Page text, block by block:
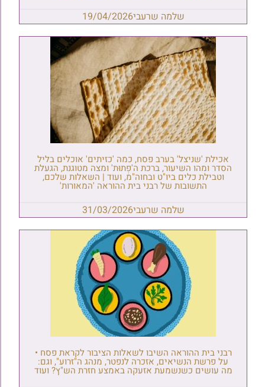
שלמה שרעבי19/04/2026
אכילת 'שניצל' בערב פסח, כמה 'כזיתים' אוכלים בליל
הסדר ומהו השיעור, ברכת ה'פְתוּת' ומצה מטוגנת, הגעלת
וטבילת כלים ביו"ט ובחוה"מ, ועוד | השאלות שלכם,
התשובות של רבני בית ההוראה 'המאורות'
שלמה שרעבי31/03/2026
רבני בית ההוראה השיבו לשאלות הציבור לקראת פסח •
על פרשת הנשיאים, אזכרה לנפטר, מנהג ה"זרוע", וגם:
מה עושים כשנשמעת אזעקה באמצע חזרת הש"ץ? ועוד